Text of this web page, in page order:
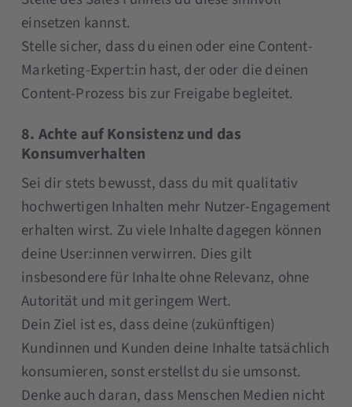
einsetzen kannst.
Stelle sicher, dass du einen oder eine Content-
Marketing-Expert:in hast, der oder die deinen
Content-Prozess bis zur Freigabe begleitet.
8. Achte auf Konsistenz und das
Konsumverhalten
Sei dir stets bewusst, dass du mit qualitativ
hochwertigen Inhalten mehr Nutzer-Engagement
erhalten wirst. Zu viele Inhalte dagegen können
deine User:innen verwirren. Dies gilt
insbesondere für Inhalte ohne Relevanz, ohne
Autorität und mit geringem Wert.
Dein Ziel ist es, dass deine (zukünftigen)
Kundinnen und Kunden deine Inhalte tatsächlich
konsumieren, sonst erstellst du sie umsonst.
Denke auch daran, dass Menschen Medien nicht